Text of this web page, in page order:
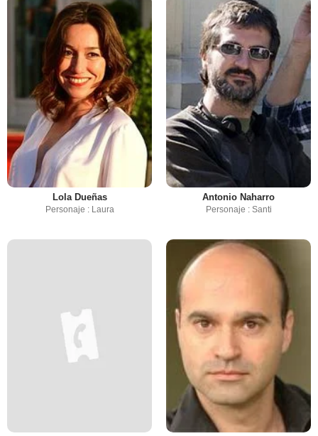
Lola Dueñas
Personaje : Laura
Antonio Naharro
Personaje : Santi